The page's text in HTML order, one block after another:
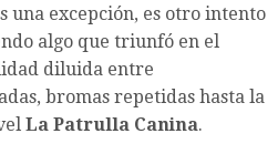
una excepción, es otro intento
algo que triunfó en el
diluida entre
bromas repetidas hasta la
La Patrulla Canina.